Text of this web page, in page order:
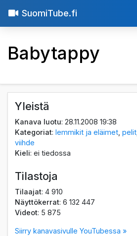
SuomiTube.fi
Babytappy
Yleistä
Kanava luotu: 28.11.2008 19:38
Kategoriat:lemmikit ja eläimet ,pelit
viihde
Kieli: ei tiedossa
Tilastoja
Tilaajat: 4 910
Näyttökerrat: 6 132 447
Videot: 5 875
Siirry kanavasivulle YouTubessa »